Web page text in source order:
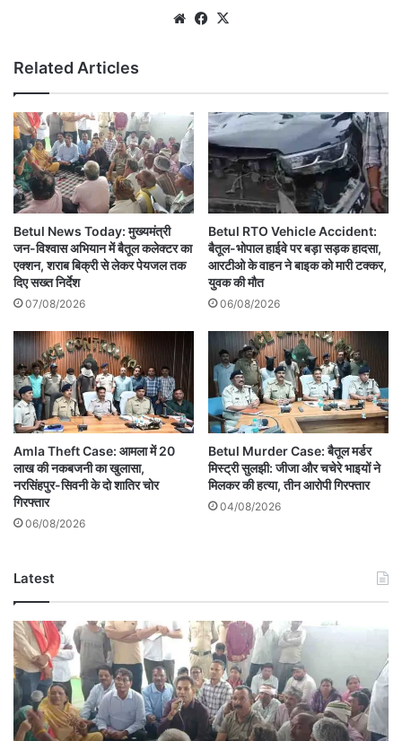
WebsiteFacebook
Related Articles
Betul News Today: मुख्यमंत्री
जन-विश्वास अभियान में बैतूल कलेक्टर का
एक्शन, शराब बिक्री से लेकर पेयजल तक
दिए सख्त निर्देश
07/08/2026
Betul RTO Vehicle Accident:
बैतूल-भोपाल हाईवे पर बड़ा सड़क हादसा,
आरटीओ के वाहन ने बाइक को मारी टक्कर,
युवक की मौत
06/08/2026
Amla Theft Case: आमला में 20
लाख की नकबजनी का खुलासा,
नरसिंहपुर-सिवनी के दो शातिर चोर
गिरफ्तार
06/08/2026
Betul Murder Case: बैतूल मर्डर
मिस्ट्री सुलझी: जीजा और चचेरे भाइयों ने
मिलकर की हत्या, तीन आरोपी गिरफ्तार
04/08/2026
Latest
Betul
News
Today:
मुख्यमंत्री
जन-
विश्वास